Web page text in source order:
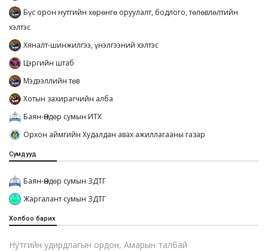
Бүс орон нутгийн хөрөнгө оруулалт, бодлого, төлөвлөлтийн
хэлтэс
Хяналт-шинжилгээ, үнэлгээний хэлтэс
Цэргийн штаб
Мэдээллийн төв
Хотын захирагчийн алба
Баян-Өндөр сумын ИТХ
Орхон аймгийн Худалдан авах ажиллагааны газар
Сумдууд
Баян-Өндөр сумын ЗДТГ
Жаргалант сумын ЗДТГ
Холбоо барих
Нутгийн удирдлагын ордон, Амарын талбай